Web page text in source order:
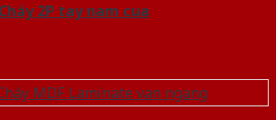
2P tay nam cua